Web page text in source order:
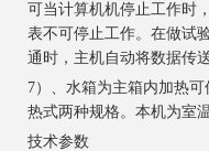
可当计算机机停止工作时
表不可停止工作。在做试
通时，主机自动将数据传
7）、水箱为主箱内加热
热式两种规格。本机为室
技术参数